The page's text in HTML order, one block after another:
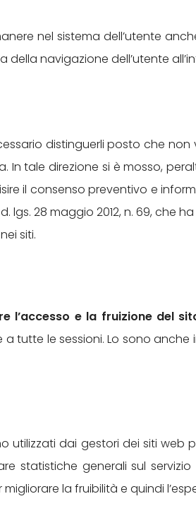
nel sistema dell’utente
navigazione dell’utente
distinguerli posto che
tale direzione si è mosso,
il consenso preventivo e
28 maggio 2012, n. 69, che
siti.
l’accesso e la fruizione del
tutte le sessioni. Lo sono
utilizzati dai gestori dei siti
statistiche generali sul
la fruibilità e quindi